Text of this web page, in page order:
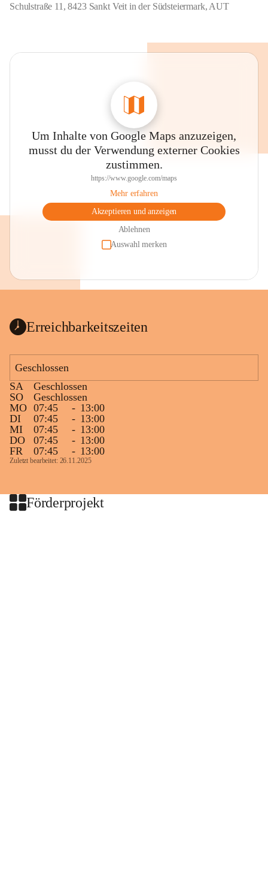
Schulstraße 11, 8423 Sankt Veit in der Südsteiermark, AUT
Um Inhalte von Google Maps anzuzeigen,
musst du der Verwendung externer Cookies
zustimmen.
https://www.google.com/maps
Mehr erfahren
Akzeptieren und anzeigen
Ablehnen
Auswahl merken
Erreichbarkeitszeiten
Geschlossen
SA
Geschlossen
SO
Geschlossen
MO 07:45 - 13:00
DI
07:45 - 13:00
MI
07:45 - 13:00
DO
07:45 - 13:00
FR
07:45 - 13:00
Zuletzt bearbeitet: 26.11.2025
Förderprojekt